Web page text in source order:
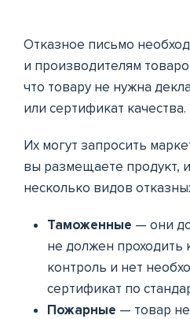
Отказное письмо
и производителям
что товару не нужна
или сертификат качества.
Их могут запросить
вы размещаете продукт,
несколько видов
Таможенные — они
не должен проходить
контроль и нет
сертификат по
Пожарные — товар